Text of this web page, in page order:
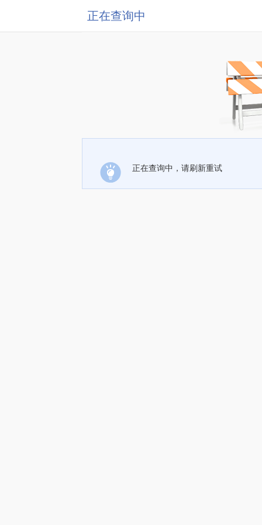
正在查询中
正在查询中，请刷新重试